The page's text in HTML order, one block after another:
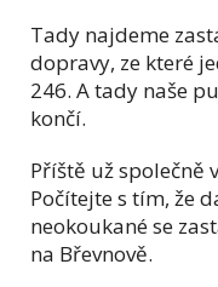
Tady najdeme
dopravy, ze které
246. A tady naše
končí.
Příště už společně
Počítejte s tím, že
neokoukané se
na Břevnově.